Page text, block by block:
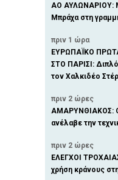
ΑΟ ΑΥΛΩΝΑΡΙΟΥ:
Μπράχα στη
πριν 1 ώρα
ΕΥΡΩΠΑΪΚΟ
ΣΤΟ ΠΑΡΙΣΙ:
τον Χαλκιδέο
πριν 2 ώρες
ΑΜΑΡΥΝΘΙΑΚΟΣ:
ανέλαβε την
πριν 2 ώρες
ΕΛΕΓΧΟΙ
χρήση κράνους